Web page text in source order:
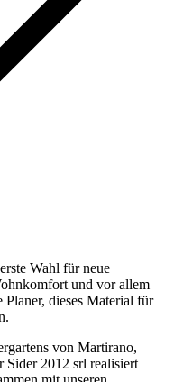
Wahl fürneue
und vor allem
dieses Material für
von Martirano,
2012 srl realisiert